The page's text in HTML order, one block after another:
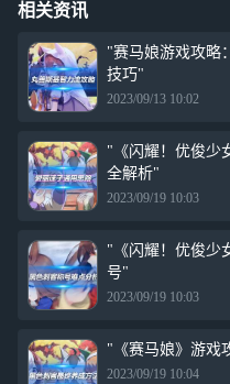
相关资讯
"赛马娘游戏攻略
技巧"
2023/09/13 10:02
"《闪耀！优俊少
全解析"
2023/09/19 10:03
"《闪耀！优俊少
号"
2023/09/19 10:03
"《赛马娘》游戏
2023/09/19 10:04